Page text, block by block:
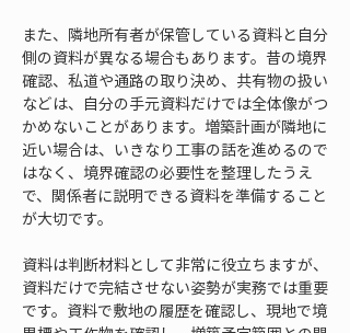
また、隣地所有者が保管している資料と自分
側の資料が異なる場合もあります。昔の境界
確認、私道や通路の取り決め、共有物の扱い
などは、自分の手元資料だけでは全体像がつ
かめないことがあります。増築計画が隣地に
近い場合は、いきなり工事の話を進めるので
はなく、境界確認の必要性を整理したうえ
で、関係者に説明できる資料を準備すること
が大切です。
資料は判断材料として非常に役立ちますが、
資料だけで完結させない姿勢が実務では重要
です。資料で敷地の履歴を確認し、現地で境